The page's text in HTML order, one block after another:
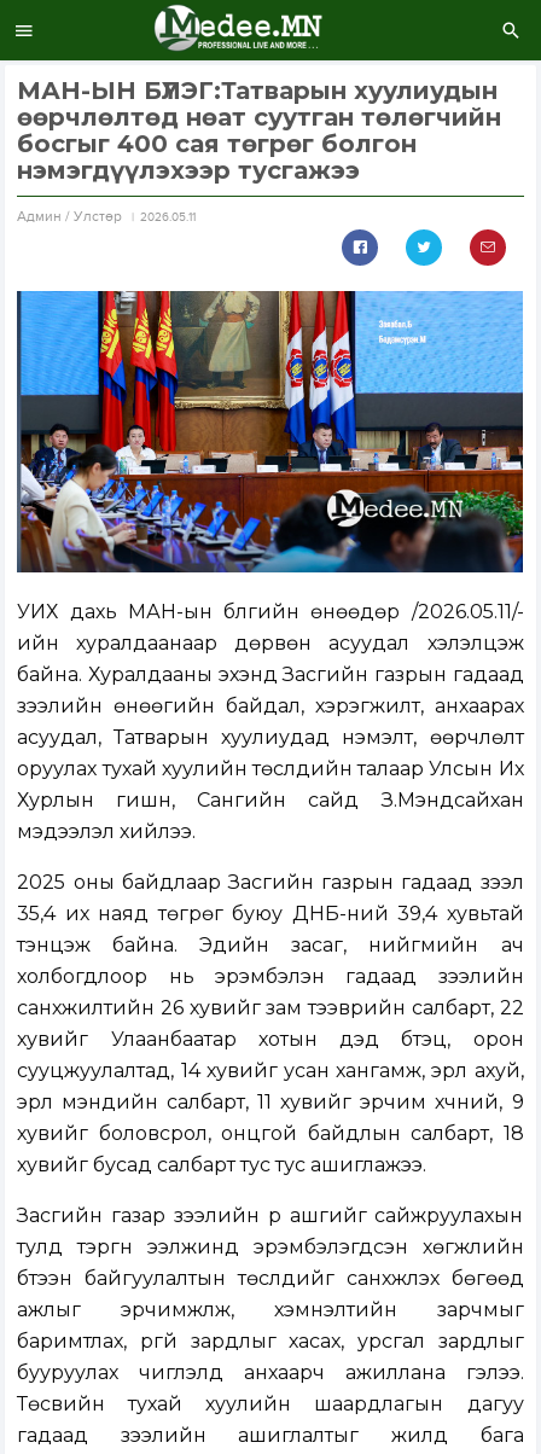
МАН-ЫН БҮЛЭГ:Татварын хуулиудын
өөрчлөлтөд нөат суутган төлөгчийн
босгыг 400 сая төгрөг болгон
нэмэгдүүлэхээр тусгажээ
Aдмин / Улстөр 2026.05.11
УИХ дахь МАН-ын бүлгийн өнөөдөр /2026.05.11/-
ийн хуралдаанаар дөрвөн асуудал хэлэлцэж
байна. Хуралдааны эхэнд Засгийн газрын гадаад
зээлийн өнөөгийн байдал, хэрэгжилт, анхаарах
асуудал, Татварын хуулиудад нэмэлт, өөрчлөлт
оруулах тухай хуулийн төслүүдийн талаар Улсын Их
Хурлын гишүүн, Сангийн сайд З.Мэндсайхан
мэдээлэл хийлээ.
2025 оны байдлаар Засгийн газрын гадаад зээл
35,4 их наяд төгрөг буюу ДНБ-ний 39,4 хувьтай
тэнцэж байна. Эдийн засаг, нийгмийн ач
холбогдлоор нь эрэмбэлэн гадаад зээлийн
санхүүжилтийн 26 хувийг зам тээврийн салбарт, 22
хувийг Улаанбаатар хотын дэд бүтэц, орон
сууцжуулалтад, 14 хувийг усан хангамж, эрүүл ахуй,
эрүүл мэндийн салбарт, 11 хувийг эрчим хүчний, 9
хувийг боловсрол, онцгой байдлын салбарт, 18
хувийг бусад салбарт тус тус ашиглажээ.
Засгийн газар зээлийн үр ашгийг сайжруулахын
тулд тэргүүн ээлжинд эрэмбэлэгдсэн хөгжлийн
бүтээн байгуулалтын төслүүдийг санхүүжүүлэх бөгөөд
ажлыг эрчимжүүлж, хэмнэлтийн зарчмыг
баримтлах, үргүй зардлыг хасах, урсгал зардлыг
бууруулах чиглэлд анхаарч ажиллана гэлээ.
Төсвийн тухай хуулийн шаардлагын дагуу
гадаад зээлийн ашиглалтыг жилд бага